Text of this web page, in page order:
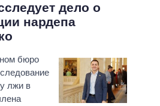
дело о
нардепа
бюро
лжи в